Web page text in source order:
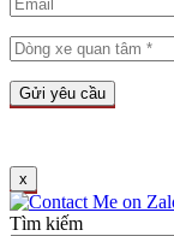
x
Tìm kiếm